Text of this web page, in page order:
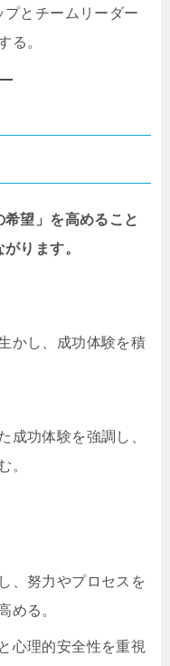
とチームリーダー
る。
望」を高めること
ります。
かし、成功体験を積
功体験を強調し、
。
、努力やプロセスを
める。
心理的安全性を重視